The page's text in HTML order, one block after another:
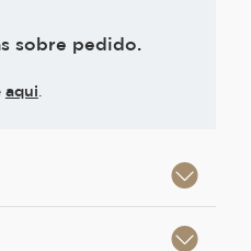
sobre pedido.
aqui